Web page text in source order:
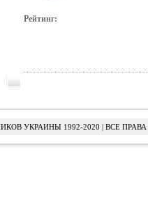
Рейтинг:
УКРАИНЫ 1992-2020 | ВСЕ